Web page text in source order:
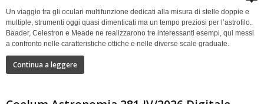
Un viaggio tra gli oculari multifunzione dedicati alla misura di stelle doppie e
multiple, strumenti oggi quasi dimenticati ma un tempo preziosi per l’astrofilo.
Baader, Celestron e Meade ne realizzarono tre interessanti esempi, qui messi
a confronto nelle caratteristiche ottiche e nelle diverse scale graduate.
Continua a leggere